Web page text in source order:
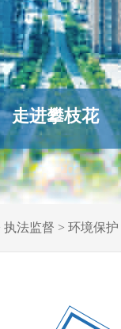
走进攀枝花
执法监督 > 环境保护